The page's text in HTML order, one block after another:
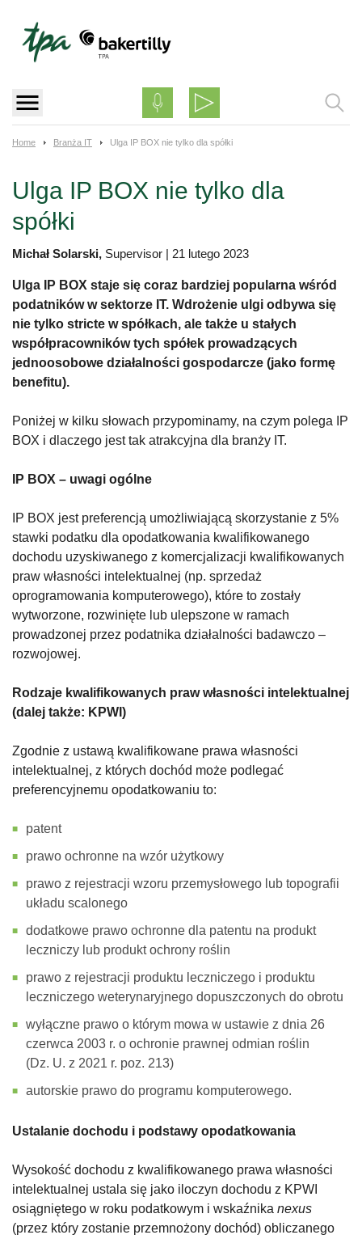
content
Home Branża IT Ulga IP BOX nie tylko dla spółki
Ulga IP BOX nie tylko dla
spółki
Michał Solarski, Supervisor | 21 lutego 2023
Ulga IP BOX staje się coraz bardziej popularna wśród
podatników w sektorze IT. Wdrożenie ulgi odbywa się
nie tylko stricte w spółkach, ale także u stałych
współpracowników tych spółek prowadzących
jednoosobowe działalności gospodarcze (jako formę
benefitu).
Poniżej w kilku słowach przypominamy, na czym polega IP
BOX i dlaczego jest tak atrakcyjna dla branży IT.
IP BOX – uwagi ogólne
IP BOX jest preferencją umożliwiającą skorzystanie z 5%
stawki podatku dla opodatkowania kwalifikowanego
dochodu uzyskiwanego z komercjalizacji kwalifikowanych
praw własności intelektualnej (np. sprzedaż
oprogramowania komputerowego), które to zostały
wytworzone, rozwinięte lub ulepszone w ramach
prowadzonej przez podatnika działalności badawczo –
rozwojowej.
Rodzaje kwalifikowanych praw własności intelektualnej
(dalej także: KPWI)
Zgodnie z ustawą kwalifikowane prawa własności
intelektualnej, z których dochód może podlegać
preferencyjnemu opodatkowaniu to:
patent
prawo ochronne na wzór użytkowy
prawo z rejestracji wzoru przemysłowego lub topografii
układu scalonego
dodatkowe prawo ochronne dla patentu na produkt
leczniczy lub produkt ochrony roślin
prawo z rejestracji produktu leczniczego i produktu
leczniczego weterynaryjnego dopuszczonych do obrotu
wyłączne prawo o którym mowa w ustawie z dnia 26
czerwca 2003 r. o ochronie prawnej odmian roślin
(Dz. U. z 2021 r. poz. 213)
autorskie prawo do programu komputerowego.
Ustalanie dochodu i podstawy opodatkowania
Wysokość dochodu z kwalifikowanego prawa własności
intelektualnej ustala się jako iloczyn dochodu z KPWI
osiągniętego w roku podatkowym i wskaźnika nexus
(przez który zostanie przemnożony dochód) obliczanego